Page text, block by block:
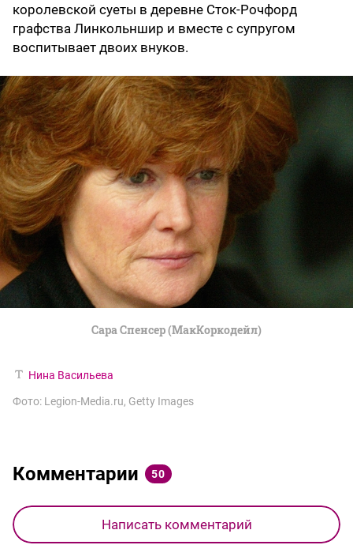
королевской суеты в деревне Сток-Рочфорд
графства Линкольншир и вместе с супругом
воспитывает двоих внуков.
Сара Спенсер (МакКоркодейл)
Нина Васильева
Фото: Legion-Media.ru, Getty Images
Комментарии 50
Написать комментарий